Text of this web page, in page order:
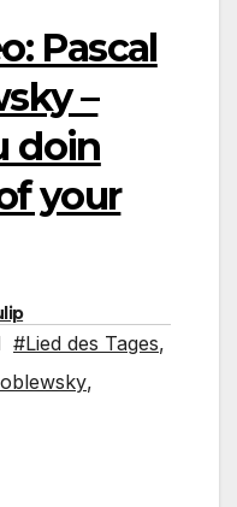
Pascal
–
doin
your
#Lied des Tages,
,